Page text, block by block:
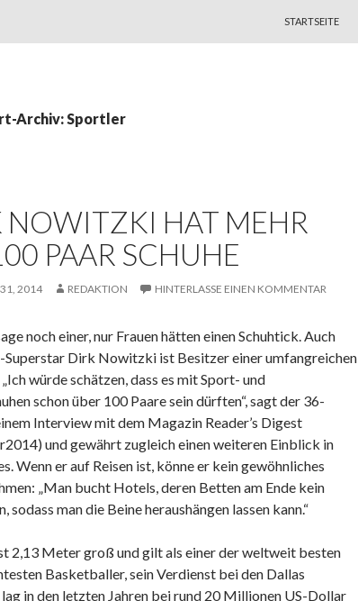
STARTSEITE
Archiv: Sportler
NOWITZKI HAT MEHR
PAAR SCHUHE
2014 REDAKTION HINTERLASSE EINEN KOMMENTAR
noch einer, nur Frauen hätten einen Schuhtick. Auch
Dirk Nowitzki ist Besitzer einer umfangreichen
würde schätzen, dass es mit Sport- und
schon über 100 Paare sein dürften“, sagt der 36-
Interview mit dem Magazin Reader’s Digest
und gewährt zugleich einen weiteren Einblick in
Wenn er auf Reisen ist, könne er kein gewöhnliches
„Man bucht Hotels, deren Betten am Ende kein
sodass man die Beine heraushängen lassen kann.“
2,13 Meter groß und gilt als einer der weltweit besten
Basketballer, sein Verdienst bei den Dallas
in den letzten Jahren bei rund 20 Millionen US-Dollar